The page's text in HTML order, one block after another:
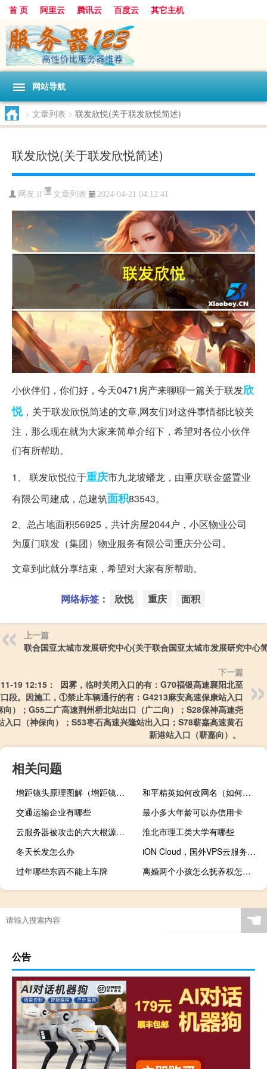
首 页 阿里云 腾讯云 百度云 其它主机
网站导航
> 文章列表 > 联发欣悦(关于联发欣悦简述)
联发欣悦(关于联发欣悦简述)
网友:lf 文章列表 2024-04-21 04:12:41
小伙伴们，你们好，今天0471房产来聊聊一篇关于联发欣
悦，关于联发欣悦简述的文章,网友们对这件事情都比较关
注，那么现在就为大家来简单介绍下，希望对各位小伙伴
们有所帮助。
1、 联发欣悦位于重庆市九龙坡蟠龙，由重庆联金盛置业
有限公司建成，总建筑面积83543。
2、总占地面积56925，共计房屋2044户，小区物业公司
为厦门联发（集团）物业服务有限公司重庆分公司。
文章到此就分享结束，希望对大家有所帮助。
网络标签： 欣悦 重庆 面积
上一篇
联合国亚太城市发展研究中心(关于联合国亚太城市发展研究中心
下一篇
19 12:15： 因雾，临时关闭入口的有：G70福银高速襄阳北至
段。因施工，①禁止车辆通行的有：G4213麻安高速保康站入口
向）；G55二广高速荆州桥北站出口（广二向）；S28保神高速尧
入口（神保向）；S53枣石高速兴隆站出入口；S78蕲嘉高速黄石
新港站入口（蕲嘉向）。 ​​​
相关问题
增距镜头原理图解（增距镜头）
和平精英如何改网名（如何改网名）
交通运输企业有哪些
最小多大年龄可以办信用卡
云服务器被攻击的六大根源与深度防护指南
淮北市理工类大学有哪些
冬天长发怎么办
iON Cloud，国外VPS云服务器特价8折优惠低至$8/月，美国洛杉矶/圣何塞/达拉斯/夏威夷，1Gbps带宽/中国大陆优化线路可选
过年哪些东西不能上车牌
离婚两个小孩怎么抚养权怎么判
☚
公告